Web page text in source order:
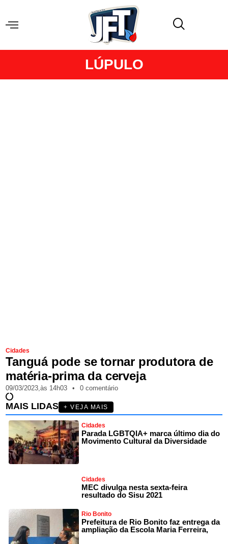
LÚPULO
Cidades
Tanguá pode se tornar produtora de
matéria-prima da cerveja
09/03/2023,às 14h03 • 0 comentário
MAIS LIDAS + VEJA MAIS
Cidades
Parada LGBTQIA+ marca último dia do
Movimento Cultural da Diversidade
Cidades
MEC divulga nesta sexta-feira
resultado do Sisu 2021
Rio Bonito
Prefeitura de Rio Bonito faz entrega da
ampliação da Escola Maria Ferreira,